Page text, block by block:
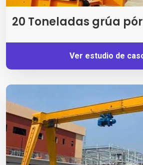
20 Toneladas grúa
Ver estudio de